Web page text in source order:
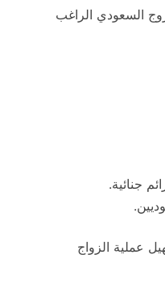
السعودي الراغب
جنائية.
عملية الزواج